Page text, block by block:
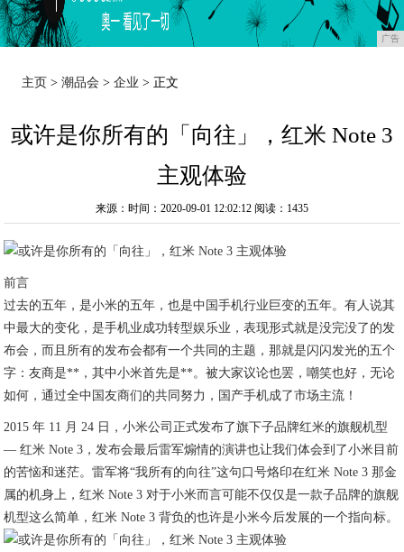
广告
主页 >潮品会 >企业 > 正文
或许是你所有的「向往」，红米 Note 3
主观体验
来源：时间：2020-09-01 12:02:12 阅读：1435
前言
过去的五年，是小米的五年，也是中国手机行业巨变的五年。有人说其
中最大的变化，是手机业成功转型娱乐业，表现形式就是没完没了的发
布会，而且所有的发布会都有一个共同的主题，那就是闪闪发光的五个
字：友商是**，其中小米首先是**。被大家议论也罢，嘲笑也好，无论
如何，通过全中国友商们的共同努力，国产手机成了市场主流！
2015 年 11 月 24 日，小米公司正式发布了旗下子品牌红米的旗舰机型
— 红米 Note 3，发布会最后雷军煽情的演讲也让我们体会到了小米目前
的苦恼和迷茫。雷军将“我所有的向往”这句口号烙印在红米 Note 3 那金
属的机身上，红米 Note 3 对于小米而言可能不仅仅是一款子品牌的旗舰
机型这么简单，红米 Note 3 背负的也许是小米今后发展的一个指向标。